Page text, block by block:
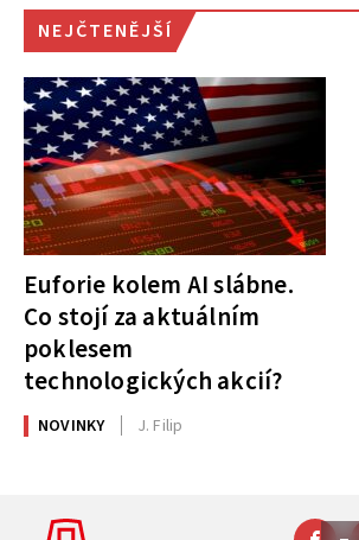
NEJČTENĚJŠÍ
Euforie kolem AI slábne.
Co stojí za aktuálním
poklesem
technologických akcií?
NOVINKY J. Filip